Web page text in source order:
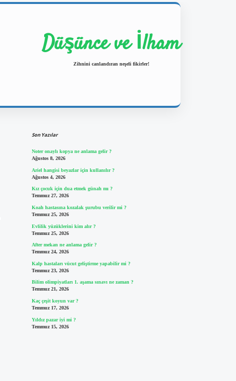
Düşünce ve İlham
Zihnini canlandıran neşeli fikirler!
Son Yazılar
Noter onaylı kopya ne anlama gelir ?
Ağustos 8, 2026
Ariel hangisi beyazlar için kullanılır ?
Ağustos 4, 2026
Kız çocuk için dua etmek günah mı ?
Temmuz 27, 2026
Koah hastasına kozalak şurubu verilir mi ?
Temmuz 25, 2026
Evlilik yüzüklerini kim alır ?
Temmuz 25, 2026
After mekan ne anlama gelir ?
Temmuz 24, 2026
Kalp hastaları vücut geliştirme yapabilir mi ?
Temmuz 23, 2026
Bilim olimpiyatları 1. aşama sınavı ne zaman ?
Temmuz 21, 2026
Kaç çeşit koyun var ?
Temmuz 17, 2026
Yıldız pazar iyi mi ?
Temmuz 15, 2026